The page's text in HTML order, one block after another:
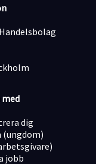
av att sätta
med din
efter god
såväl
Vi strävar efter
Det är
inom
i SRY eller
med
dig
(ungdom)
jobb